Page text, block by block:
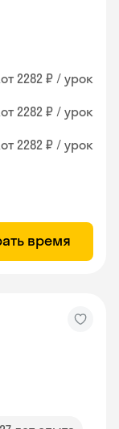
от 2282 ₽ / урок
от 2282 ₽ / урок
от 2282 ₽ / урок
время